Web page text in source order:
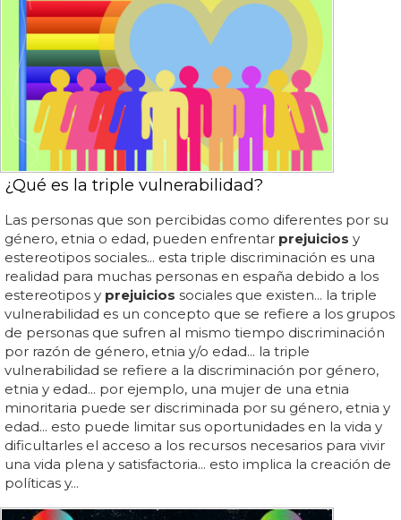
¿Qué es la triple vulnerabilidad?
Las personas que son percibidas como diferentes por su
género, etnia o edad, pueden enfrentar prejuicios y
estereotipos sociales... esta triple discriminación es una
realidad para muchas personas en españa debido a los
estereotipos y prejuicios sociales que existen... la triple
vulnerabilidad es un concepto que se refiere a los grupos
de personas que sufren al mismo tiempo discriminación
por razón de género, etnia y/o edad... la triple
vulnerabilidad se refiere a la discriminación por género,
etnia y edad... por ejemplo, una mujer de una etnia
minoritaria puede ser discriminada por su género, etnia y
edad... esto puede limitar sus oportunidades en la vida y
dificultarles el acceso a los recursos necesarios para vivir
una vida plena y satisfactoria... esto implica la creación de
políticas y...